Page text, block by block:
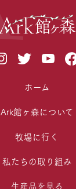
ホーム
Ark館ヶ森について
牧場に行く
私たちの取り組み
生産品を見る